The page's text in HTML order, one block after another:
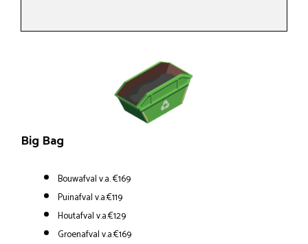
Big Bag
Bouwafval v.a. €169
Puinafval v.a.€119
Houtafval v.a.€129
Groenafval v.a.€169